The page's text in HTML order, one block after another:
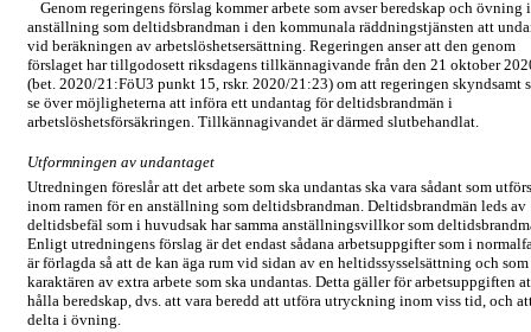
Genom regeringens förslag kommer arbete som avser beredskap och övning
anställning som deltidsbrandman i den kommunala räddningstjänsten att
vid beräkningen av arbetslöshetsersättning. Regeringen anser att den genom
förslaget har tillgodosett riksdagens tillkännagivande från den 21 oktober
(bet. 2020/21:FöU3 punkt 15, rskr. 2020/21:23) om att regeringen skyndsamt
se över möjligheterna att införa ett undantag för deltidsbrandmän i
arbetslöshetsförsäkringen. Tillkännagivandet är därmed slutbehandlat.
Utformningen av undantaget
Utredningen föreslår att det arbete som ska undantas ska vara sådant som utförs
inom ramen för en anställning som deltidsbrandman. Deltidsbrandmän leds av
deltidsbefäl som i huvudsak har samma anställningsvillkor som
Enligt utredningens förslag är det endast sådana arbetsuppgifter som i
är förlagda så att de kan äga rum vid sidan av en heltidssysselsättning och som
karaktären av extra arbete som ska undantas. Detta gäller för arbetsuppgiften
hålla beredskap, dvs. att vara beredd att utföra utryckning inom viss tid, och
delta i övning.